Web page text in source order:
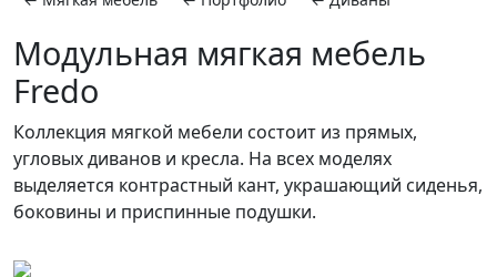
Модульная мягкая мебель
Fredo
Коллекция мягкой мебели состоит из прямых,
угловых диванов и кресла. На всех моделях
выделяется контрастный кант, украшающий сиденья,
боковины и приспинные подушки.